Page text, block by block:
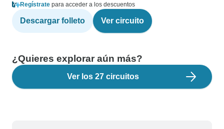
Regístrate para acceder a los descuentos
Descargar folleto Ver circuito
¿Quieres explorar aún más?
Ver los 27 circuitos